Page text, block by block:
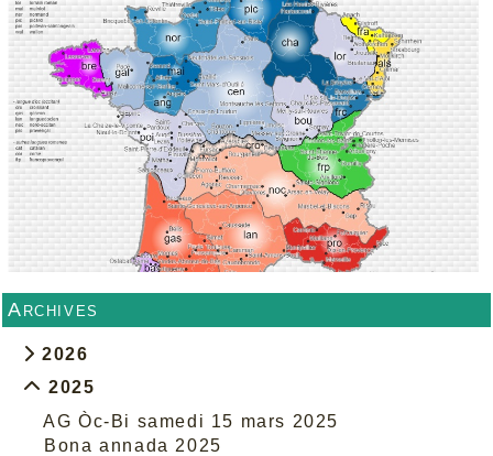
Archives
2026
2025
AG Òc-Bi samedi 15 mars 2025
Bona annada 2025